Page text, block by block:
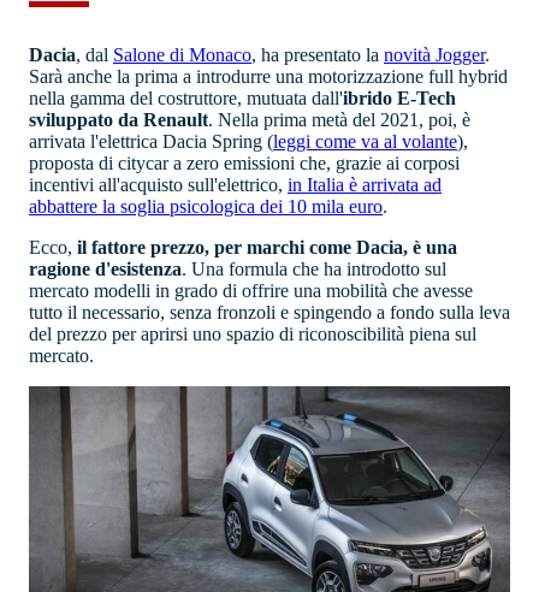
Dacia, dal Salone di Monaco, ha presentato la novità Jogger.
Sarà anche la prima a introdurre una motorizzazione full hybrid
nella gamma del costruttore, mutuata dall'ibrido E-Tech
sviluppato da Renault. Nella prima metà del 2021, poi, è
arrivata l'elettrica Dacia Spring (leggi come va al volante),
proposta di citycar a zero emissioni che, grazie ai corposi
incentivi all'acquisto sull'elettrico, in Italia è arrivata ad
abbattere la soglia psicologica dei 10 mila euro.
Ecco, il fattore prezzo, per marchi come Dacia, è una
ragione d'esistenza. Una formula che ha introdotto sul
mercato modelli in grado di offrire una mobilità che avesse
tutto il necessario, senza fronzoli e spingendo a fondo sulla leva
del prezzo per aprirsi uno spazio di riconoscibilità piena sul
mercato.